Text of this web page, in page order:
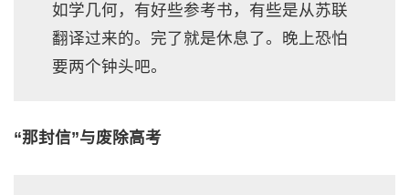
如学几何，有好些参考书，有些是从苏联
翻译过来的。完了就是休息了。晚上恐怕
要两个钟头吧。
“那封信”与废除高考